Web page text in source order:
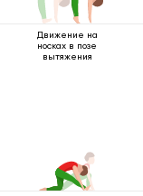
Движение на
носках в позе
вытяжения